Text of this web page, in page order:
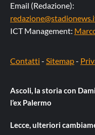
Email (Redazione):
ICT Management:
Contatti - Sitemap-
Ascoli, la storia con
l’ex Palermo
Lecce, ulteriori